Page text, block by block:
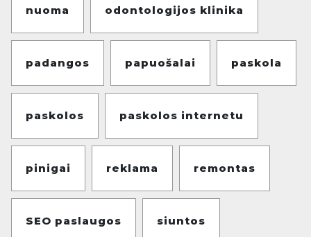
nuoma odontologijos klinika
padangos papuošalai paskola
paskolos paskolos internetu
pinigai reklama remontas
SEO paslaugos siuntos